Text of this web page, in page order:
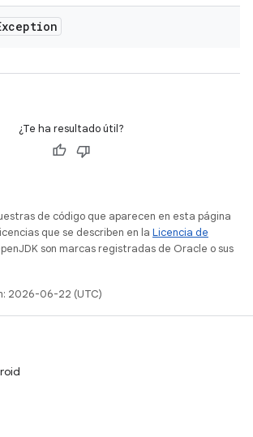
¿Te ha resultado útil?
de código que aparecen en esta página
que se describen en la Licencia de
son marcas registradas de Oracle o sus
2026-06-22 (UTC)